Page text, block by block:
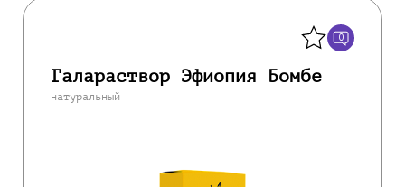
0
Галараствор Эфиопия Бомбе
натуральный